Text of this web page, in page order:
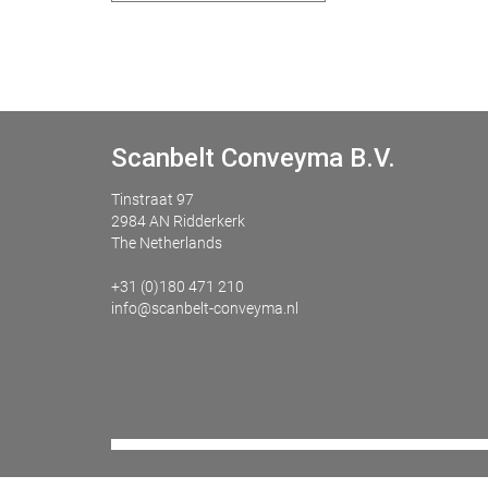
Scanbelt Conveyma B.V.
Tinstraat 97
2984 AN Ridderkerk
The Netherlands
+31 (0)180 471 210
info@scanbelt-conveyma.nl